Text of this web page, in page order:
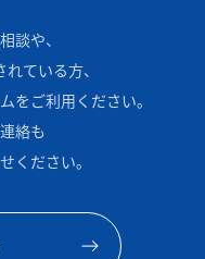
談や、
ている方、
をご利用ください。
絡も
ください。